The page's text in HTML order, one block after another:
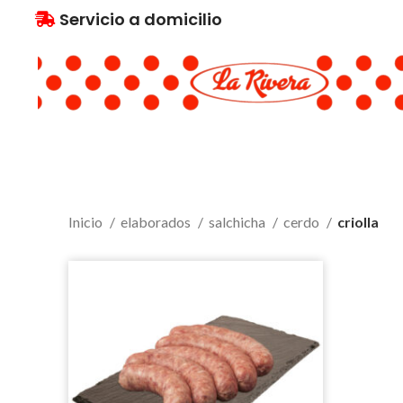
Servicio a domicilio
Inicio elaborados salchicha cerdo criolla